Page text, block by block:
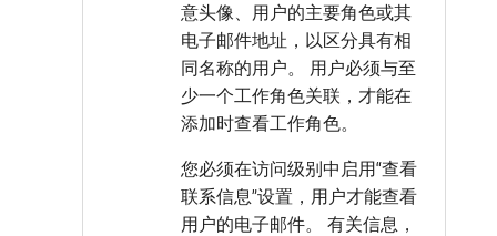
意头像、用户的主要角色或其
电子邮件地址，以区分具有相
同名称的用户。 用户必须与至
少一个工作角色关联，才能在
添加时查看工作角色。
您必须在访问级别中启用“查看
联系信息”设置，用户才能查看
用户的电子邮件。 有关信息，